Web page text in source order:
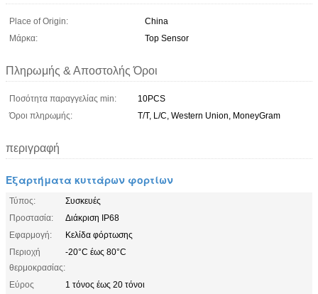
Place of Origin:
China
Μάρκα:
Top Sensor
Πληρωμής & Αποστολής Όροι
Ποσότητα παραγγελίας min:
10PCS
Όροι πληρωμής:
T/T, L/C, Western Union, MoneyGram
περιγραφή
Εξαρτήματα κυττάρων φορτίων
Τύπος:
Συσκευές
Προστασία:
Διάκριση IP68
Εφαρμογή:
Κελίδα φόρτωσης
Περιοχή
θερμοκρασίας:
-20°C έως 80°C
Εύρος
1 τόνος έως 20 τόνοι